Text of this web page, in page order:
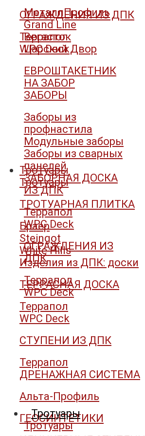
МеталлПрофиль
Grand Line
Вегасток
Царский Двор
ЕВРОШТАКЕТНИК
НА ЗАБОР
ЗАБОРЫ
Заборы из
профнастила
Модульные заборы
Заборы из сварных
панелей
ЗАБОРНАЯ ДОСКА
ИЗ ДПК
Террапол
WPC Deck
ОГРАЖДЕНИЯ ИЗ
ДПК
Террапол
WPC Deck
Тротуары
Тротуары
ОГРАЖДЕНИЯ ИЗ ДПК
Террапол
WPC Deck
Тротуары
Тротуары
ТРОТУАРНАЯ ПЛИТКА
Браер
Steingot
White Hills
Изделия из ДПК: доски
ТЕРРАСНАЯ ДОСКА
Террапол
WPC Deck
СТУПЕНИ ИЗ ДПК
Террапол
ДРЕНАЖНАЯ СИСТЕМА
Альта-Профиль
ГЕОСИНТЕТИКИ